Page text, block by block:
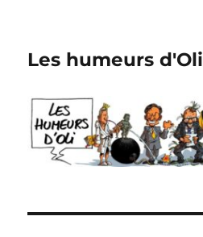
Les humeurs d'Oli